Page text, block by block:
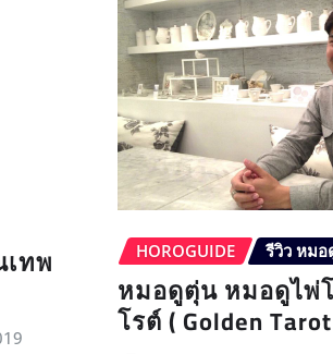
ทพ HOROGUIDE รีวิว หม
หมอดูตุ่น หมอดูไพ่
โรต์ ( Golden